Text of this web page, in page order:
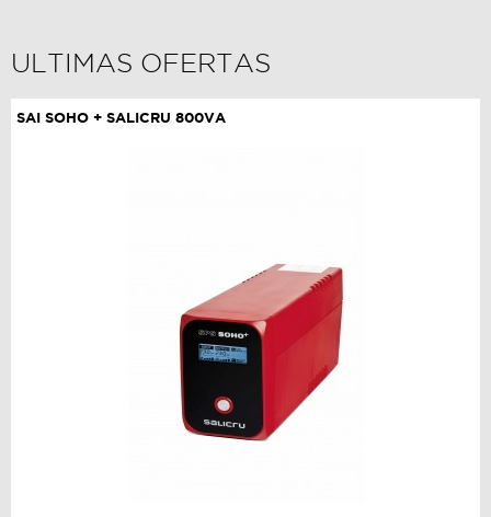
ULTIMAS OFERTAS
SAI SOHO + SALICRU 800VA